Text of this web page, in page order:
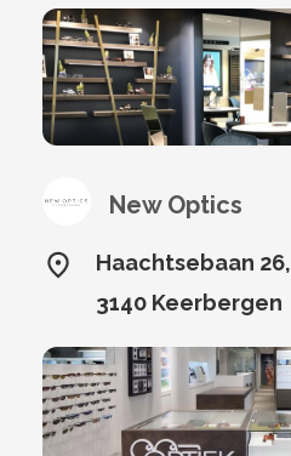
New Optics
Haachtsebaan 26,
3140 Keerbergen